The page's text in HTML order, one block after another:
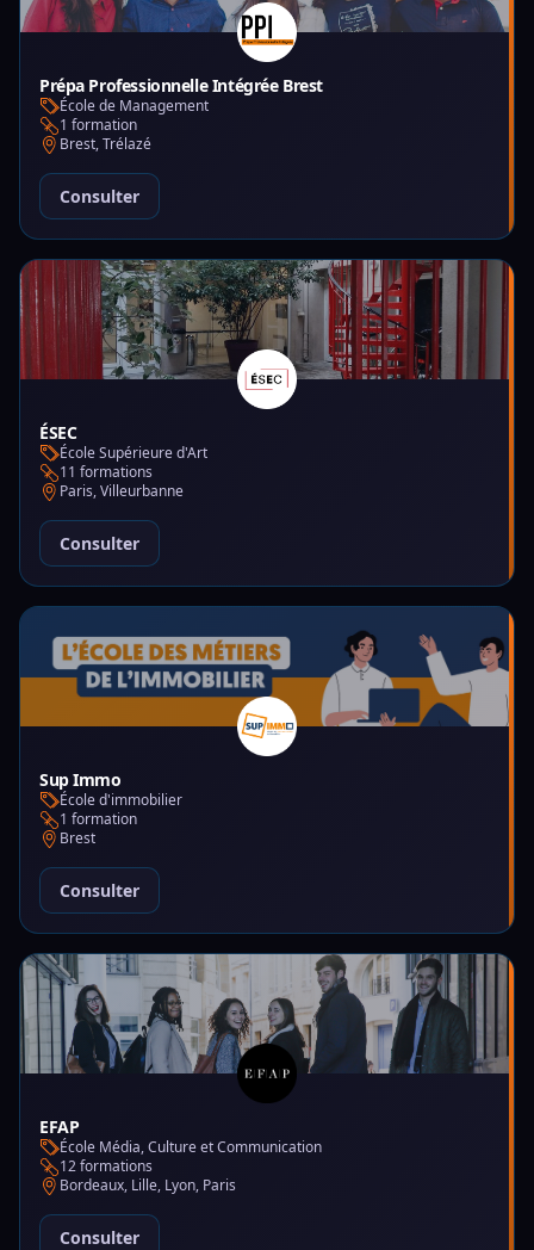
Prépa Professionnelle Intégrée Brest
École de Management
1 formation
Brest, Trélazé
Consulter
ÉSEC
École Supérieure d'Art
11 formations
Paris, Villeurbanne
Consulter
Sup Immo
École d'immobilier
1 formation
Brest
Consulter
EFAP
École Média, Culture et Communication
12 formations
Bordeaux, Lille, Lyon, Paris
Consulter